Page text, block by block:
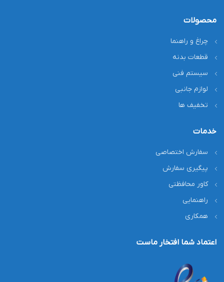
محصولات
چراغ و راهنما
قطعات بدنه
سیستم فنی
لوازم جانبی
تخفیف ها
خدمات
سفارش اختصاصی
پیگیری سفارش
کاور محافظتی
راهنمایی
همکاری
اعتماد شما افتخار ماست